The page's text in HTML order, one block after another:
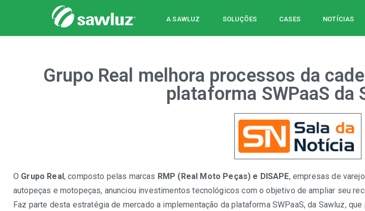
Sawluz
A SAWLUZ SOLUÇÕES CASES NOTÍCIAS
Grupo Real melhora processos da
plataforma SWPaaS da
O Grupo Real , composto pelas marcas RMP (Real Moto Peças) e DISAPE, empresas de
autopeças e motopeças, anunciou investimentos tecnológicos com o objetivo de ampliar seu
Faz parte desta estratégia de mercado a implementação da plataforma SWPaaS, da Sawluz,